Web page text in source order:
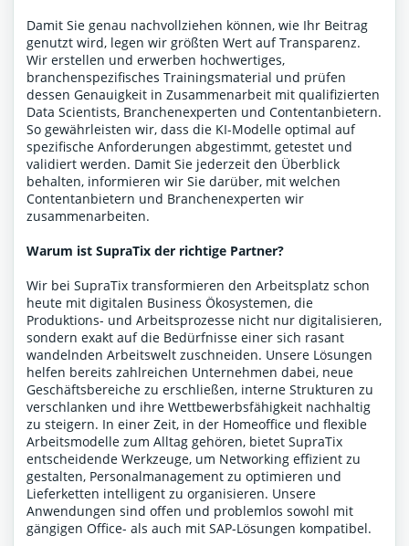
Damit Sie genau nachvollziehen können, wie Ihr Beitrag
genutzt wird, legen wir größten Wert auf Transparenz.
Wir erstellen und erwerben hochwertiges,
branchenspezifisches Trainingsmaterial und prüfen
dessen Genauigkeit in Zusammenarbeit mit qualifizierten
Data Scientists, Branchenexperten und Contentanbietern.
So gewährleisten wir, dass die KI-Modelle optimal auf
spezifische Anforderungen abgestimmt, getestet und
validiert werden. Damit Sie jederzeit den Überblick
behalten, informieren wir Sie darüber, mit welchen
Contentanbietern und Branchenexperten wir
zusammenarbeiten.
Warum ist SupraTix der richtige Partner?
Wir bei SupraTix transformieren den Arbeitsplatz schon
heute mit digitalen Business Ökosystemen, die
Produktions- und Arbeitsprozesse nicht nur digitalisieren,
sondern exakt auf die Bedürfnisse einer sich rasant
wandelnden Arbeitswelt zuschneiden. Unsere Lösungen
helfen bereits zahlreichen Unternehmen dabei, neue
Geschäftsbereiche zu erschließen, interne Strukturen zu
verschlanken und ihre Wettbewerbsfähigkeit nachhaltig
zu steigern. In einer Zeit, in der Homeoffice und flexible
Arbeitsmodelle zum Alltag gehören, bietet SupraTix
entscheidende Werkzeuge, um Networking effizient zu
gestalten, Personalmanagement zu optimieren und
Lieferketten intelligent zu organisieren. Unsere
Anwendungen sind offen und problemlos sowohl mit
gängigen Office- als auch mit SAP-Lösungen kompatibel.